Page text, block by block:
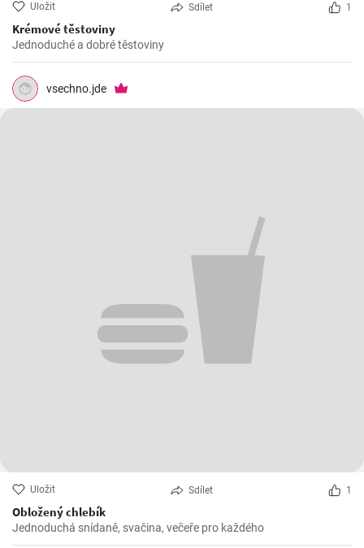
Uložit Sdílet 1
Krémové těstoviny
Jednoduché a dobré těstoviny
vsechno.jde
Uložit Sdílet 1
Obložený chlebík
Jednoduchá snídaně, svačina, večeře pro každého